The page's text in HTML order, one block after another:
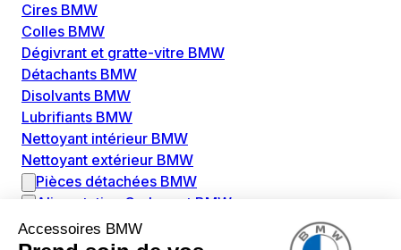
Cires BMW
Colles BMW
Dégivrant et gratte-vitre BMW
Détachants BMW
Disolvants BMW
Lubrifiants BMW
Nettoyant intérieur BMW
Nettoyant extérieur BMW
Pièces détachées BMW
Alimentation Carburant BMW
Boitier papillon BMW
Faisceau de câble pour réservoir avec pompe